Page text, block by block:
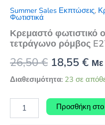
Summer Sales Εκπτώσεις,
Φωτιστικά
Κρεμαστό φωτιστικό
τετράγωνο ρόμβος
26,50€ Original
price
was:
26,50 €.
18,55 €Η
Διαθεσιμότητα: 23 σε
φωτιστικό
Προσθήκη στο